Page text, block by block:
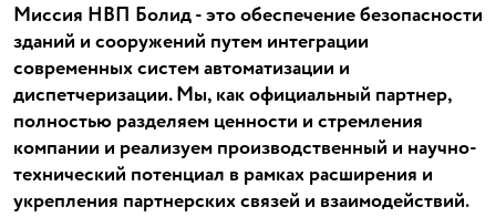
Миссия НВП Болид - это обеспечение безопасности
зданий и сооружений путем интеграции
современных систем автоматизации и
диспетчеризации. Мы, как официальный партнер,
полностью разделяем ценности и стремления
компании и реализуем производственный и научно-
технический потенциал в рамках расширения и
укрепления партнерских связей и взаимодействий.